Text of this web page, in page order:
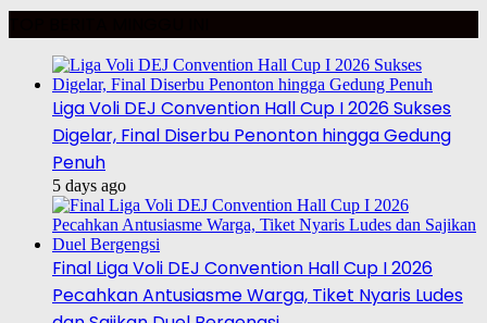
Liga Voli DEJ Convention Hall Cup I 2026 Sukses
Digelar, Final Diserbu Penonton hingga Gedung
Penuh
5 days ago
Final Liga Voli DEJ Convention Hall Cup I 2026
Pecahkan Antusiasme Warga, Tiket Nyaris Ludes